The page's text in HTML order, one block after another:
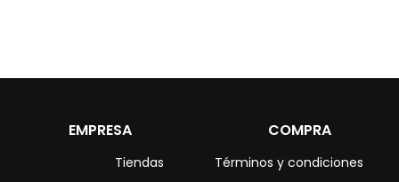
EMPRESA
Tiendas
COMPRA
Términos y condiciones